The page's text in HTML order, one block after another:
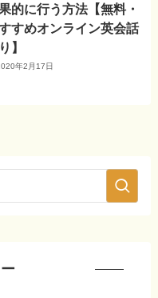
的に行う方法【無料・
すめオンライン英会話
】
年2月17日